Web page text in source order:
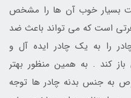
بسیار خوب آن ها را مشخص
است که می تواند باعث ضد
را به یک چادر ایده آل و
باز کند . به همین منظور بهتر
به جنس بدنه چادر ها توجه